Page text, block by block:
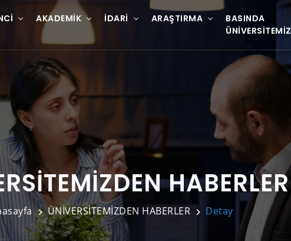
AKADEMIK İDARI ARAŞTIRMA
BASINDA
ÜNIVERSITEMIZ
HABERLER
ÜNİVERSİTEMİZDEN HABERLER Detay